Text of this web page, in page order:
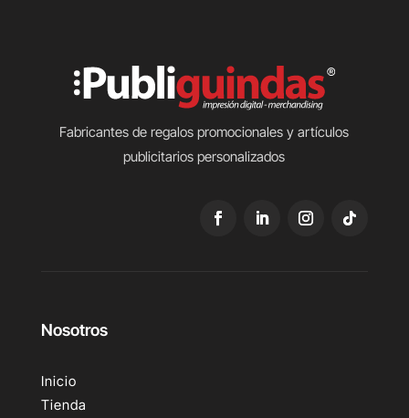
Fabricantes de regalos promocionales y artículos
publicitarios personalizados
Nosotros
Inicio
Tienda